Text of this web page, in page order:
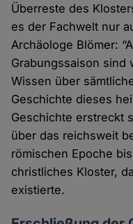
Überreste des
es der Fachwelt nur
Archäologe Blömer:
Grabungssaison sind
Wissen über
Geschichte dieses
Geschichte erstreckt
über das reichsweit
römischen Epoche
christliches Kloster,
existierte.